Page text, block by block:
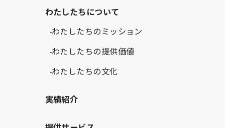
わたしたちについて
わたしたちのミッション
わたしたちの提供価値
わたしたちの文化
実績紹介